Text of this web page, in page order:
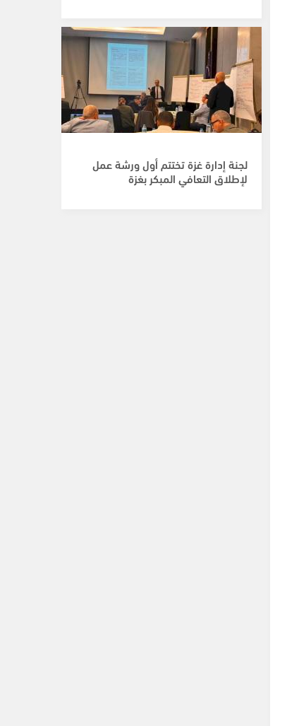
لجنة إدارة غزة تختتم أول ورشة عمل
لإطلاق التعافي المبكر بغزة